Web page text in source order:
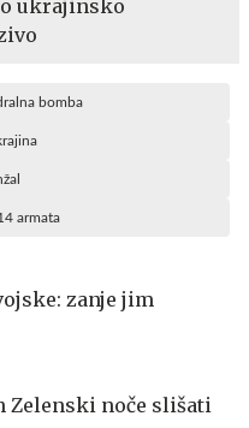
ukrajinsko
bomba
armata
zanje jim
Zelenski noče slišati